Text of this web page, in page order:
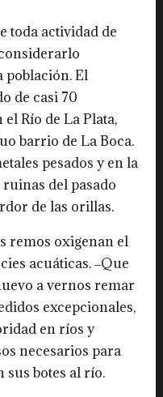
toda actividad de
población. El
de casi 70
Río de La Plata,
barrio de La Boca.
pesados y en la
del pasado
de las orillas.
remos oxigenan el
acuáticas. ‒Que
a vernos remar
excepcionales,
en ríos y
necesarios para
sus botes al río.